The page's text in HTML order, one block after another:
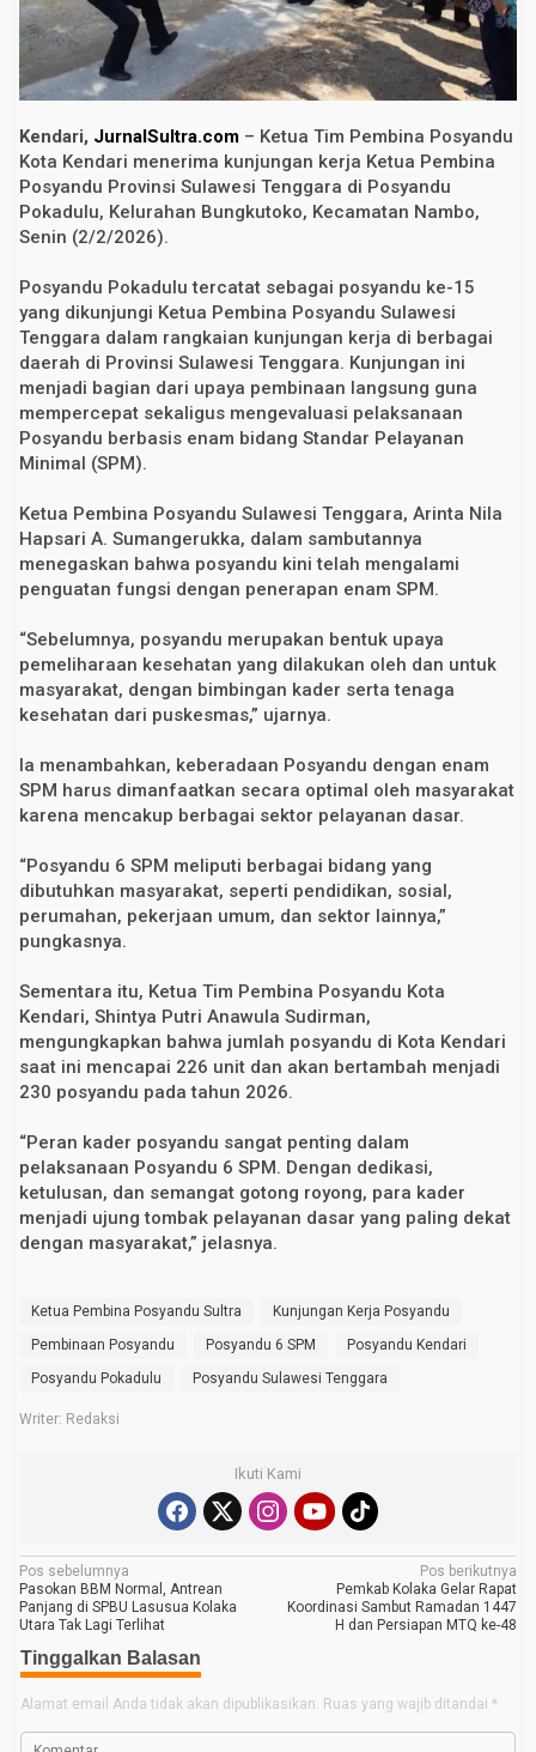
r
a
i
n
a
u
I
m
p
e
t
a
s
i
P
o
s
y
u
6
P
M
K
o
a
K
d
a
i
Kendari, JurnalSultra.com – Ketua Tim Pembina Posyandu
Kota Kendari menerima kunjungan kerja Ketua Pembina
Posyandu Provinsi Sulawesi Tenggara di Posyandu
Pokadulu, Kelurahan Bungkutoko, Kecamatan Nambo,
Senin (2/2/2026).
Posyandu Pokadulu tercatat sebagai posyandu ke-15
yang dikunjungi Ketua Pembina Posyandu Sulawesi
Tenggara dalam rangkaian kunjungan kerja di berbagai
daerah di Provinsi Sulawesi Tenggara. Kunjungan ini
menjadi bagian dari upaya pembinaan langsung guna
mempercepat sekaligus mengevaluasi pelaksanaan
Posyandu berbasis enam bidang Standar Pelayanan
Minimal (SPM).
Ketua Pembina Posyandu Sulawesi Tenggara, Arinta Nila
Hapsari A. Sumangerukka, dalam sambutannya
menegaskan bahwa posyandu kini telah mengalami
penguatan fungsi dengan penerapan enam SPM.
“Sebelumnya, posyandu merupakan bentuk upaya
pemeliharaan kesehatan yang dilakukan oleh dan untuk
masyarakat, dengan bimbingan kader serta tenaga
kesehatan dari puskesmas,” ujarnya.
Ia menambahkan, keberadaan Posyandu dengan enam
SPM harus dimanfaatkan secara optimal oleh masyarakat
karena mencakup berbagai sektor pelayanan dasar.
“Posyandu 6 SPM meliputi berbagai bidang yang
dibutuhkan masyarakat, seperti pendidikan, sosial,
perumahan, pekerjaan umum, dan sektor lainnya,”
pungkasnya.
Sementara itu, Ketua Tim Pembina Posyandu Kota
Kendari, Shintya Putri Anawula Sudirman,
mengungkapkan bahwa jumlah posyandu di Kota Kendari
saat ini mencapai 226 unit dan akan bertambah menjadi
230 posyandu pada tahun 2026.
“Peran kader posyandu sangat penting dalam
pelaksanaan Posyandu 6 SPM. Dengan dedikasi,
ketulusan, dan semangat gotong royong, para kader
menjadi ujung tombak pelayanan dasar yang paling dekat
dengan masyarakat,” jelasnya.
Ketua Pembina Posyandu Sultra
Kunjungan Kerja Posyandu
Pembinaan Posyandu
Posyandu 6 SPM
Posyandu Kendari
Posyandu Pokadulu
Posyandu Sulawesi Tenggara
Writer: Redaksi
Ikuti Kami
N
a
v
i
g
a
Pos sebelumnya
Pasokan BBM Normal, Antrean
Panjang di SPBU Lasusua Kolaka
Utara Tak Lagi Terlihat
Pos berikutnya
Pemkab Kolaka Gelar Rapat
Koordinasi Sambut Ramadan 1447
H dan Persiapan MTQ ke-48
Tinggalkan Balasan
Alamat email Anda tidak akan dipublikasikan. Ruas yang wajib ditandai *